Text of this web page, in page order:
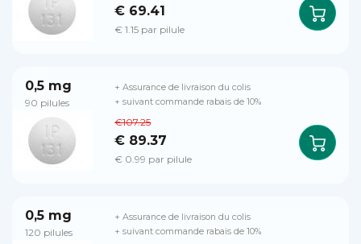
€ 69.41
€ 1.15 par pilule
0,5 mg
90 pilules
€107.25
€ 89.37
€ 0.99 par pilule
+ Assurance de livraison du colis
+ suivant commande rabais de 10%
0,5 mg
120 pilules
+ Assurance de livraison du colis
+ suivant commande rabais de 10%